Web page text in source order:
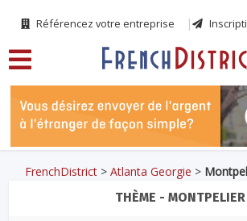
Référencez votre entreprise
FrenchDistrict >Atlanta Georgie >
THÈME - MONTPELIER